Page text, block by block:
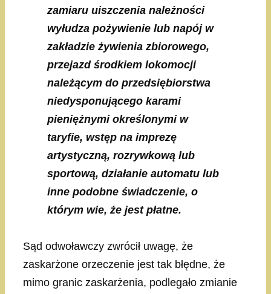
zamiaru uiszczenia należności
wyłudza pożywienie lub napój w
zakładzie żywienia zbiorowego,
przejazd środkiem lokomocji
należącym do przedsiębiorstwa
niedysponującego karami
pieniężnymi określonymi w
taryfie, wstęp na imprezę
artystyczną, rozrywkową lub
sportową, działanie automatu lub
inne podobne świadczenie, o
którym wie, że jest płatne.
Sąd odwoławczy zwrócił uwagę, że
zaskarżone orzeczenie jest tak błędne, że
mimo granic zaskarżenia, podlegało zmianie